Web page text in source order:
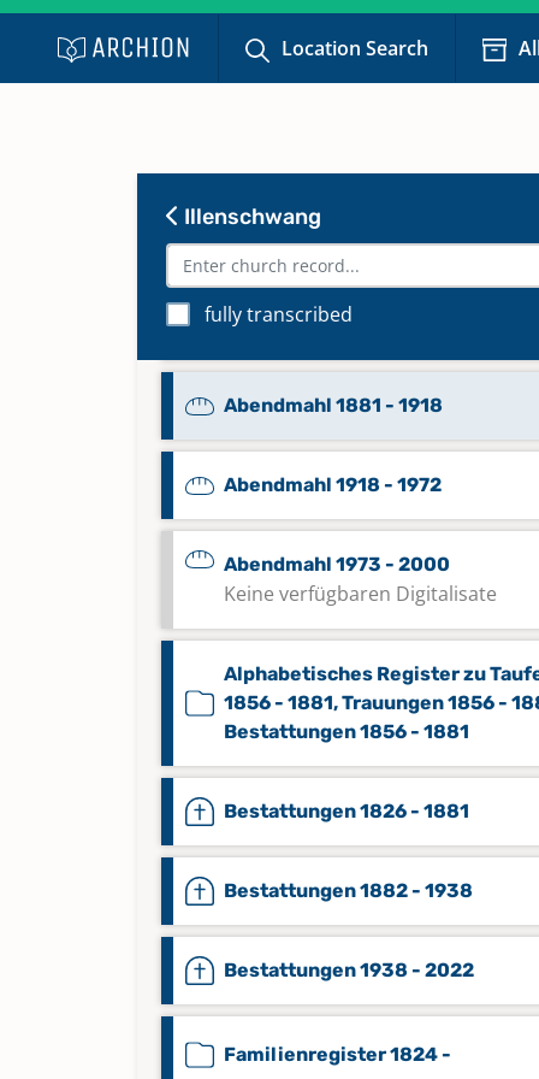
Location Search
Illenschwang
fully transcribed
Abendmahl 1735 - 1796
Abendmahl 1796 - 1880
Abendmahl 1881 - 1918
Abendmahl 1918 - 1972
Abendmahl 1973 - 2000
Keine verfügbaren Digitalisate
Alphabetisches Register zu
1856 - 1881, Trauungen 1856 -
Bestattungen 1856 - 1881
Bestattungen 1826 - 1881
Bestattungen 1882 - 1938
Bestattungen 1938 - 2022
Familienregister 1824 -